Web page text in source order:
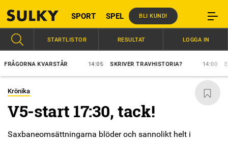
SPORT SPEL BLI KUND!
KVARSTÅR SKRIVER TRAVHISTORIA? ELFTE
STARTLISTOR RESULTAT LOGGA IN
Krönika
V5-start 17:30, tack!
Saxbaneomsättningarna blöder och sannolikt helt i